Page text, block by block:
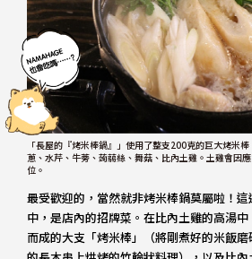
「長屋的『烤米棒鍋』」使用了整支200克的巨大烤米
蔥、水芹、牛蒡、蒟蒻絲、舞菇、比內土雞。土雞會因
位。
最受歡迎的，當然就非烤米棒鍋莫屬啦！
中，是店內的招牌菜。在比內土雞的高湯
而成的大支「烤米棒」（將剛煮好的米飯